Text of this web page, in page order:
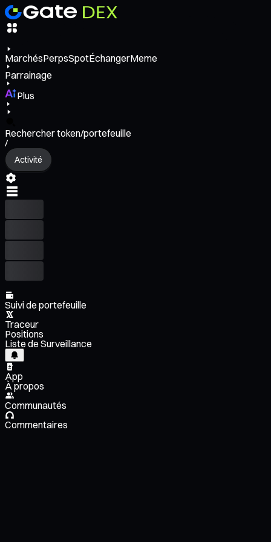
MarchésPerpsSpotÉchangerMeme
Parrainage
Plus
Rechercher token/portefeuille
/
Activité
Suivi de portefeuille
Traceur
Positions
Liste de Surveillance
App
À propos
Communautés
Commentaires